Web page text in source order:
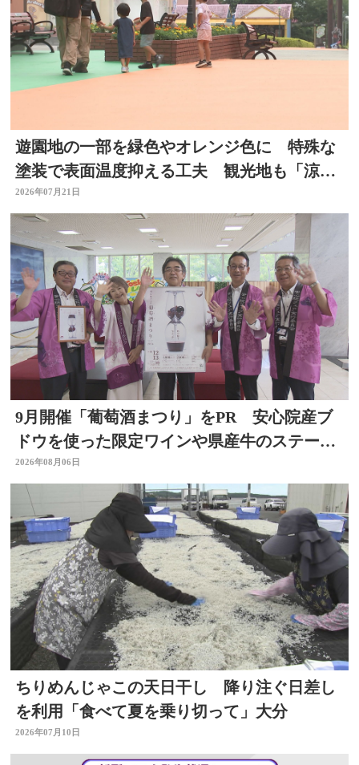
遊園地の一部を緑色やオレンジ色に 特殊な
塗装で表面温度抑える工夫 観光地も「涼」
PRで集客図る 大分
2026年07月21日
9月開催「葡萄酒まつり」をPR 安心院産ブ
ドウを使った限定ワインや県産牛のステーキ
など 大分
2026年08月06日
ちりめんじゃこの天日干し 降り注ぐ日差し
を利用「食べて夏を乗り切って」大分
2026年07月10日